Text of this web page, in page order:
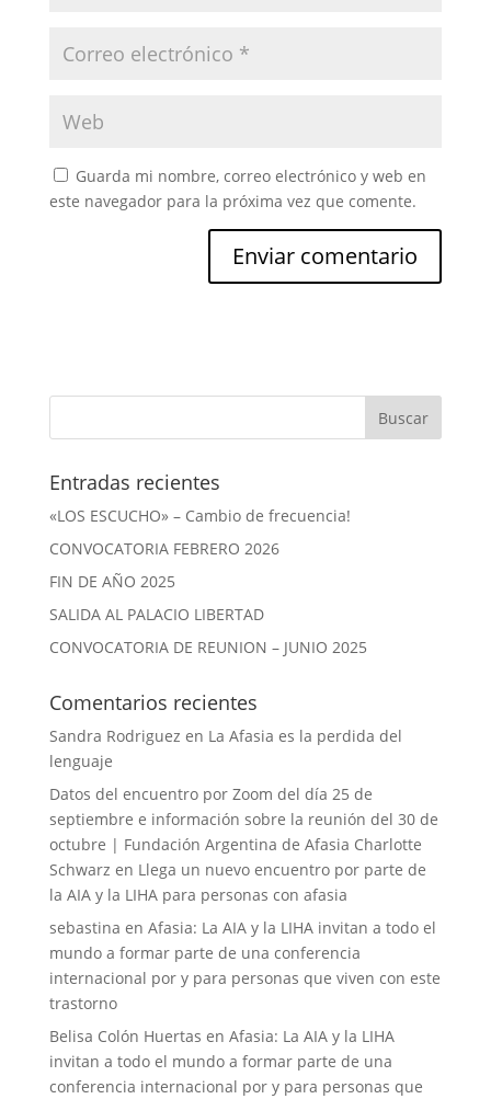
Guarda mi nombre, correo electrónico y web en
este navegador para la próxima vez que comente.
Entradas recientes
«LOS ESCUCHO» – Cambio de frecuencia!
CONVOCATORIA FEBRERO 2026
FIN DE AÑO 2025
SALIDA AL PALACIO LIBERTAD
CONVOCATORIA DE REUNION – JUNIO 2025
Comentarios recientes
Sandra Rodriguez en La Afasia es la perdida del
lenguaje
Datos del encuentro por Zoom del día 25 de
septiembre e información sobre la reunión del 30 de
octubre | Fundación Argentina de Afasia Charlotte
Schwarz en Llega un nuevo encuentro por parte de
la AIA y la LIHA para personas con afasia
sebastina en Afasia: La AIA y la LIHA invitan a todo el
mundo a formar parte de una conferencia
internacional por y para personas que viven con este
trastorno
Belisa Colón Huertas en Afasia: La AIA y la LIHA
invitan a todo el mundo a formar parte de una
conferencia internacional por y para personas que